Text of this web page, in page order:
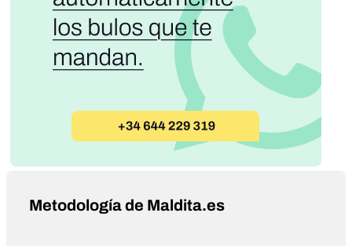
Metodología de Maldita.es